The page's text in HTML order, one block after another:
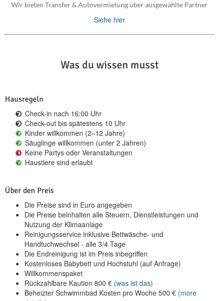
Wir bieten Transfer & Autovermietung über ausgewählte Partner
Siehe hier
Was du wissen musst
Hausregeln
Check-in nach 16:00 Uhr
Check-out bis spätestens 10 Uhr
Kinder willkommen (2–12 Jahre)
Säuglinge willkommen (unter 2 Jahren)
Keine Partys oder Veranstaltungen
Haustiere sind erlaubt
Über den Preis
Die Preise sind in Euro angegeben
Die Preise beinhalten alle Steuern, Dienstleistungen und
Nutzung der Klimaanlage
Reinigungsservice inklusive Bettwäsche- und
Handtuchwechsel - alle 3/4 Tage
Die Endreinigung ist im Preis inbegriffen
Kostenloses Babybett und Hochstuhl (auf Anfrage)
Willkommenspaket
Rückzahlbare Kaution 800 € (was ist das)
Beheizter Schwimmbad Kosten pro Woche 500 € (more